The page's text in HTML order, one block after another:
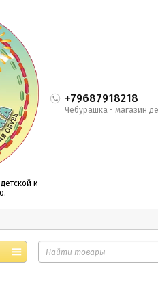
и
+79687918218
Чебурашка - магазин